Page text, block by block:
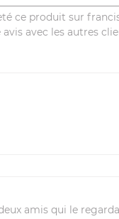
ce produit sur
avec les autres
amis qui le